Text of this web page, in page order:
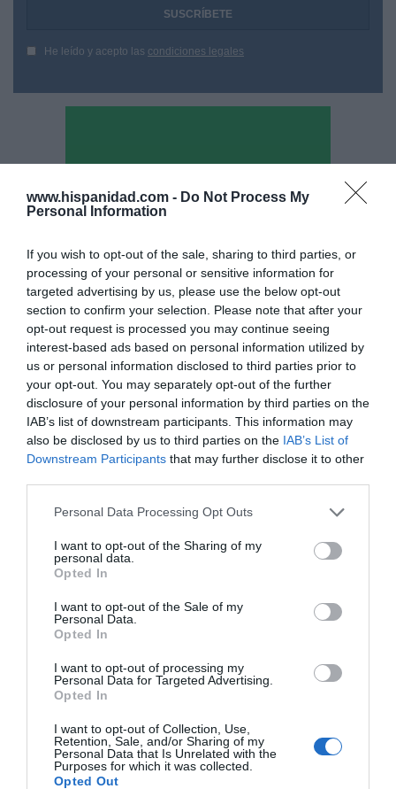
www.hispanidad.com - Do Not Process My
Personal Information
If you wish to opt-out of the sale, sharing to third parties, or
processing of your personal or sensitive information for
targeted advertising by us, please use the below opt-out
section to confirm your selection. Please note that after your
opt-out request is processed you may continue seeing
interest-based ads based on personal information utilized by
us or personal information disclosed to third parties prior to
your opt-out. You may separately opt-out of the further
disclosure of your personal information by third parties on the
IAB’s list of downstream participants. This information may
also be disclosed by us to third parties on the IAB’s List of
Downstream Participants that may further disclose it to other
Personal Data Processing Opt Outs
I want to opt-out of the Sharing of my
personal data.
Opted In
I want to opt-out of the Sale of my
Personal Data.
Opted In
I want to opt-out of processing my
Personal Data for Targeted Advertising.
Opted In
I want to opt-out of Collection, Use,
Retention, Sale, and/or Sharing of my
Personal Data that Is Unrelated with the
Purposes for which it was collected.
Opted Out
He leído y acepto las condiciones legales
Hoy destacamos
No se puede dejar sólo al Santísimo... en
ningún caso
Eulogio López 09/08/26 06:00
El poder atrincherado, en La Mareta
Íñigo castellano 09/08/26 06:00
¿Tiempos de paganismo o tiempos de
satanismo?
SOCIEDAD
Memes. Gandalf y el mediano
Redacción 09/08/26 06:00